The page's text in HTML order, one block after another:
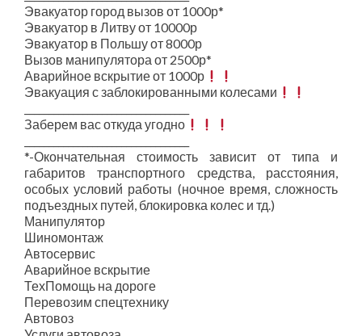
Эвакуатор город вызов от 1000р*
Эвакуатор в Литву от 10000р
Эвакуатор в Польшу от 8000р
Вызов манипулятора от 2500р*
Аварийное вскрытие от 1000р
Эвакуация с заблокированными колесами
Заберем вас откуда угодно
*-Окончательная стоимость зависит от типа и
габаритов транспортного средства, расстояния,
особых условий работы (ночное время, сложность
подъездных путей, блокировка колес и тд.)
Манипулятор
Шиномонтаж
Автосервис
Аварийное вскрытие
ТехПомощь на дороге
Перевозим спецтехнику
Автовоз